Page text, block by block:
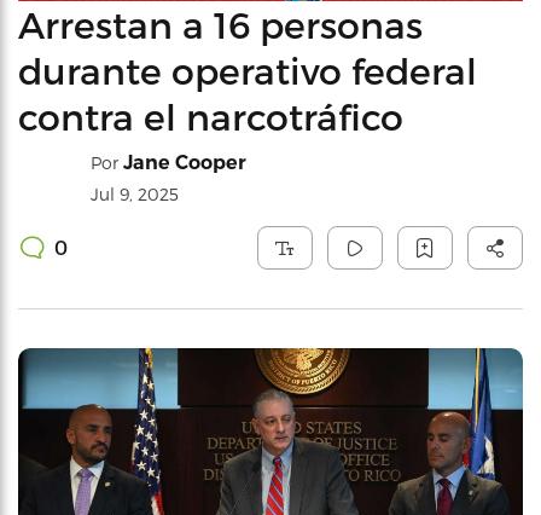
Arrestan a 16 personas
durante operativo federal
contra el narcotráfico
Por Jane Cooper
Jul 9, 2025
0